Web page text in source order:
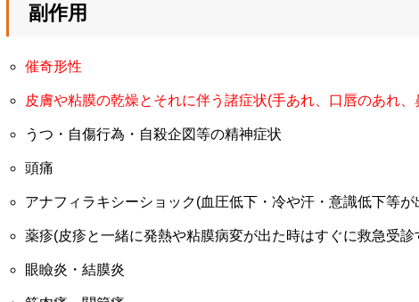
副作用
催奇形性
皮膚や粘膜の乾燥とそれに伴う諸症状(手あれ、口唇のあれ、
うつ・自傷行為・自殺企図等の精神症状
頭痛
アナフィラキシーショック(血圧低下・冷や汗・意識低下等
薬疹(皮疹と一緒に発熱や粘膜病変が出た時はすぐに救急受診
眼瞼炎・結膜炎